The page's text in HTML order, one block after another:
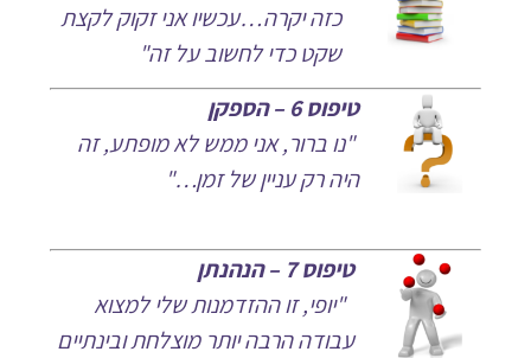
כזה יקרה…עכשיו אני זקוק לקצת
שקט כדי לחשוב על זה"
טיפוס 6 – הספקן
"נו ברור, אני ממש לא מופתע, זה
היה רק עניין של זמן…"
טיפוס 7 – הנהנתן
"יופי, זו ההזדמנות שלי למצוא
עבודה הרבה יותר מוצלחת ובינתיים